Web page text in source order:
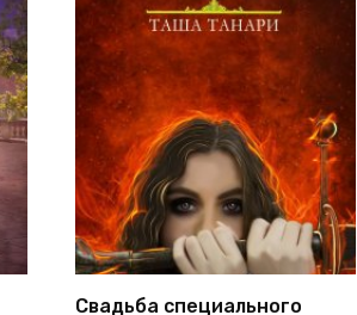
Свадьба специального